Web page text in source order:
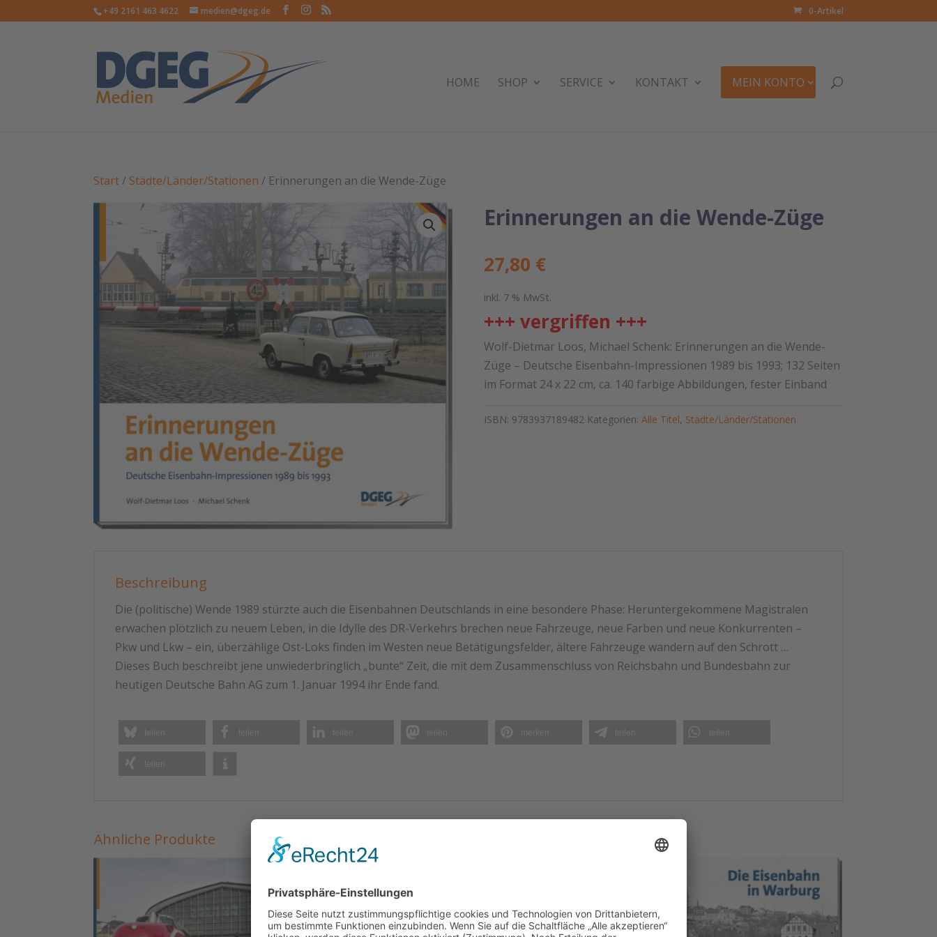
+49 2161 463 4622 medien@dgeg.de 0-Artikel
HOME SHOP SERVICE KONTAKT MEIN KONTO
Start/ Städte/Länder/Stationen / Erinnerungen an die Wende-Züge
Erinnerungen an die Wende-Züge
27,80 €
inkl. 7 % MwSt.
+++ vergriffen +++
Wolf-Dietmar Loos, Michael Schenk: Erinnerungen an die Wende-
Züge – Deutsche Eisenbahn-Impressionen 1989 bis 1993; 132 Seiten
im Format 24 x 22 cm, ca. 140 farbige Abbildungen, fester Einband
ISBN: 9783937189482 Kategorien: Alle Titel, Städte/Länder/Stationen
Beschreibung
Die (politische) Wende 1989 stürzte auch die Eisenbahnen Deutschlands in eine besondere Phase: Heruntergekommene Magistralen
erwachen plötzlich zu neuem Leben, in die Idylle des DR-Verkehrs brechen neue Fahrzeuge, neue Farben und neue Konkurrenten –
Pkw und Lkw – ein, überzählige Ost-Loks finden im Westen neue Betätigungsfelder, ältere Fahrzeuge wandern auf den Schrott …
Dieses Buch beschreibt jene unwiederbringlich „bunte“ Zeit, die mit dem Zusammenschluss von Reichsbahn und Bundesbahn zur
heutigen Deutsche Bahn AG zum 1. Januar 1994 ihr Ende fand.
Ähnliche Produkte